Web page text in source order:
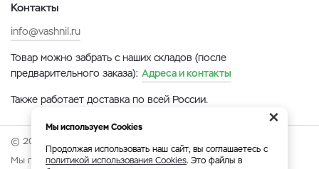
Контакты
info@vashnil.ru
Товар можно забрать с наших складов (после
предварительного заказа): Адреса и контакты
Также работает доставка по всей России.
© 2026 Онлайн-ярмарка ВАСХНиЛ.
Мы принимаем:
×
Мы используем Cookies
Продолжая использовать наш сайт, вы соглашаетесь с
политикой использования Cookies. Это файлы в